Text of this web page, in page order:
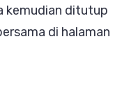
kemudian ditutup
di halaman